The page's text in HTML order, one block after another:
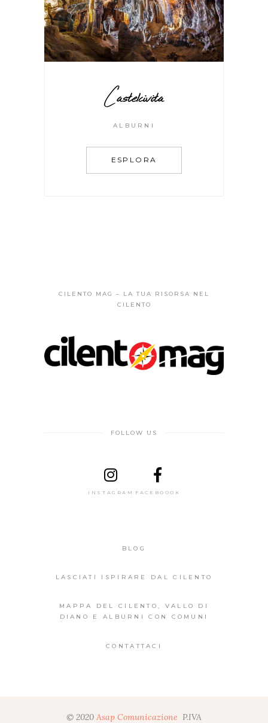
Castelcivita
ALBURNI
ESPLORA
CILENTO MAG – LA TUA RISORSA NEL
CILENTO
FOLLOW US
INSTAGRAM FACEBOOOK
BLOG
LASCIATI ISPIRARE DAL CILENTO
MAPPA DEL CILENTO, VALLO DI
DIANO E ALBURNI CON COMUNI
CONTATTACI
© 2020 Asap Comunicazione P.IVA